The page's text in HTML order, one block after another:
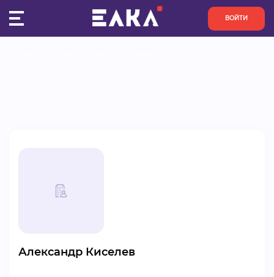
ВОЙТИ
ПРОЕКТЫ
БАЗА ЗНАНИЙ
Александр Киселев